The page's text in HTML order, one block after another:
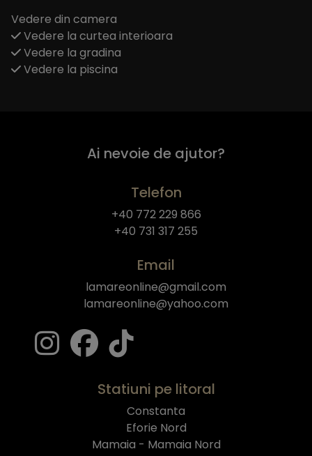
Vedere din camera
Vedere la curtea interioara
Vedere la gradina
Vedere la piscina
Ai nevoie de ajutor?
Telefon
+40 772 229 866
+40 731 317 255
Email
lamareonline@gmail.com
lamareonline@yahoo.com
Statiuni pe litoral
Constanta
Eforie Nord
Mamaia - Mamaia Nord